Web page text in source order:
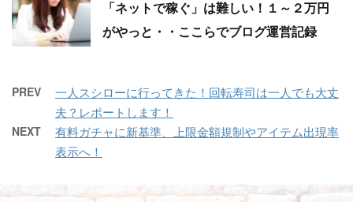
「ネットで稼ぐ」は難しい！１～２万円
がやっと・・ここらでブログ運営記録
PREV
一人スシローに行ってきた！回転寿司は一人でも大丈
夫？レポートします！
NEXT
有料ガチャに新基準、上限金額規制やアイテム出現率
表示へ！